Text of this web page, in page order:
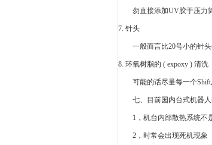
勿直接添加UV胶于压力
7. 针头
一般而言比20号小的针头
8. 环氧树脂的 ( expoxy ) 清洗
可能的话尽量每一个Shift
七、目前国内台式机器人
1，机台内部散热系统不
2，时常会出现死机现象